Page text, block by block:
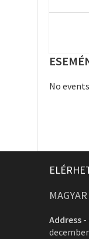
No
Address -